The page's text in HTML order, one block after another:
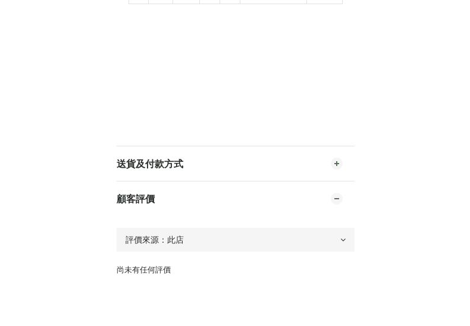
送貨及付款方式
顧客評價
尚未有任何評價